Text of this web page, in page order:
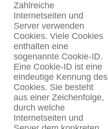
Zahlreiche
Internetseiten und
Server verwenden
Cookies. Viele Cookies
enthalten eine
sogenannte Cookie-ID.
Eine Cookie-ID ist eine
eindeutige Kennung des
Cookies. Sie besteht
aus einer Zeichenfolge,
durch welche
Internetseiten und